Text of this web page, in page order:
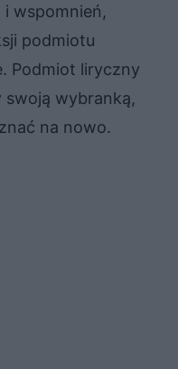
wspomnień,
podmiotu
Podmiot liryczny
wybranką,
na nowo.